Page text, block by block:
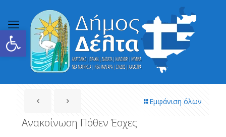
Ανοίξτε τη γραμμή εργαλείων
Εμφάνιση όλων
Ανακοίνωση Πόθεν Έσχες